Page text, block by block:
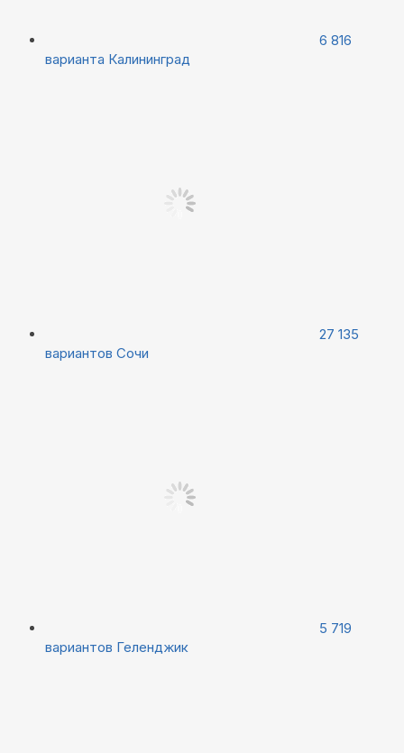
6 816
варианта Калининград
27 135
вариантов Сочи
5 719
вариантов Геленджик